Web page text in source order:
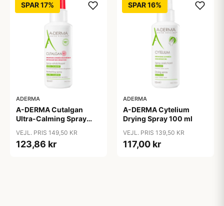
SPAR 17%
ADERMA
A-DERMA Cutalgan
Ultra-Calming Spray
VEJL. PRIS 149,50 KR
123,86 kr
SPAR 16%
ADERMA
A-DERMA Cytelium
Drying Spray 100 ml
VEJL. PRIS 139,50 KR
117,00 kr